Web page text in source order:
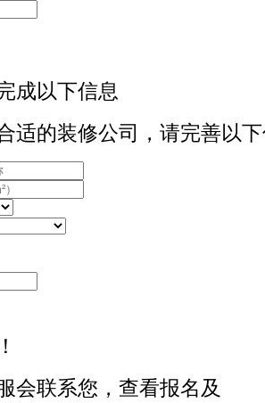
成以下信息
适的装修公司，请完善以
会联系您，查看报名及